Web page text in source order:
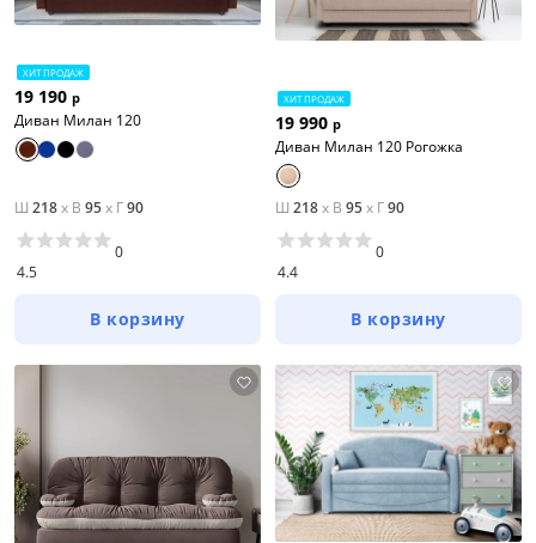
ХИТ ПРОДАЖ
19 190 р
Диван Милан 120
Ш 218x В 95x Г90
4.5
0
В корзину
ХИТ ПРОДАЖ
19 990 р
Диван Милан 120 Рогожка
Ш 218x В 95x Г90
4.4
0
В корзину